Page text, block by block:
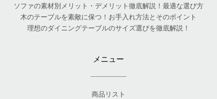
ソファの素材別メリット・デメリット徹底解説！最適な選び方
木のテーブルを素敵に保つ！お手入れ方法とそのポイント
理想のダイニングテーブルのサイズ選びを徹底解説！
メニュー
商品リスト